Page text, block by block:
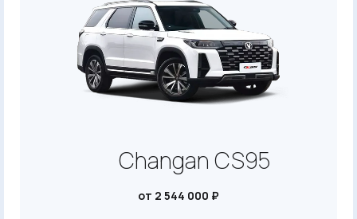
Changan CS95
от 2 544 000 ₽